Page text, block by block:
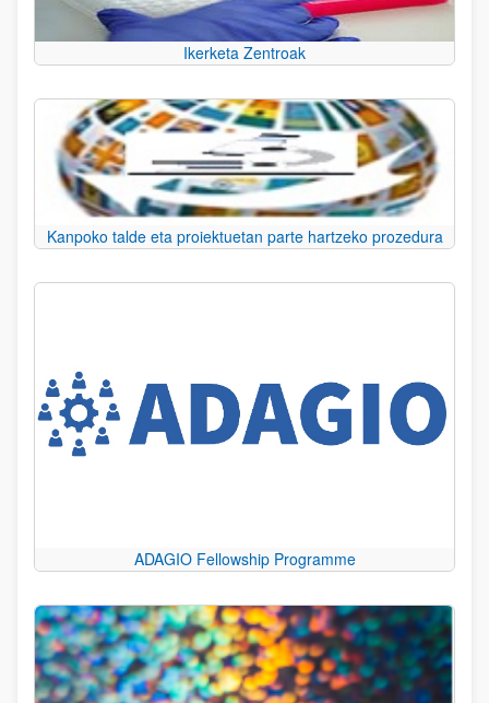
Ikerketa Zentroak
Kanpoko talde eta proiektuetan parte hartzeko prozedura
ADAGIO Fellowship Programme